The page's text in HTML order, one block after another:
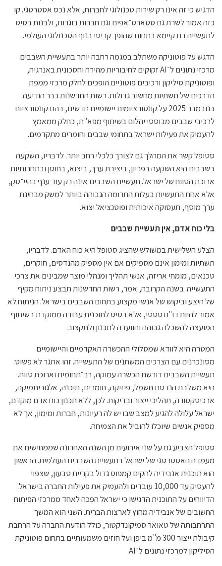
הדגיש כי זה אינו רק שירות טכנולוגי לחברות, אלא נכס אסטרטגי. קו
כזה אמור לשרת גם סטארט־אפים וגם חברות בוגרות, ולבנות בסיס
לתעשייה בת קיימא בתחום שהופך קריטי בנוף הטכנולוגי העולמי.
הדגש על פוטוניקה משתלב במגמה רחבה יותר בתעשיית השבבים.
מרכזי נתונים ל־AI זקוקים לחיבוריות מהירה וחסכונית באנרגיה,
ופוטוניקת סיליקון ורכיבים פוטוניים הופכים לחלק מרכזי ממפת
הדרכים של תשתיות מחשוב גדולות. רשות החדשנות כבר הודיעה
בנובמבר 2025 על קונסורציומים יישומיים חדשים, בהם קונסורציום
לרכיבי שבבים מבוססי יהלום בשיתוף מפא"ת, כחלק ממאמץ
להעמיק את פעילות ישראל בתחומי שבבים וחומרים מתקדמים.
סטופל קשר את המהלך גם לצורך כלכלי רחב יותר. לדבריו, השקעה
בשבבים היא השקעה בפריון, ביצירת ערך, ביצוא, בחוסן ובתחרותיות
ארוכת הטווח של ישראל. תעשיית השבבים אינה רק עוד ענף בהיי־טק,
אלא אחת התעשיות בעלות התרומה הגבוהה ביותר למשק מבחינת
ערך מוסף, תעסוקה איכותית ופוטנציאל יצוא.
בלי כוח אדם, אין תעשיית שבבים
הצלע השלישית במשולש שהציג סטופל היא כוח האדם. לדבריו,
תשתיות ומימון אינם מספיקים אם אין מספיק מהנדסים, חוקרים,
טכנאים, מומחי אריזה, אנשי תהליך ומנהלי מוצר שמבינים את צרכי
התעשייה. בשנה הקרובה, אמר, רשות החדשנות תבצע ניתוח מקיף
של היצע וביקוש של אנשי מקצוע בתחום השבבים בישראל. הניתוח לא
אמור להיות דו"ח סטטי, אלא בסיס לתוכנית עבודה ממוקדת בשיתוף
המועצה להשכלה גבוהה והוועדה לתכנון ולתקצוב.
המטרה היא לוודא שמסלולי ההכשרה האקדמיים והיישומיים
מסונכרנים עם הצרכים המשתנים של התעשייה. זהו אתגר לא פשוט:
תעשיית השבבים דורשת הכשרה עמוקה, רב־תחומית וארוכת טווח.
היא משלבת הנדסת חשמל, פיזיקה, חומרים, תוכנה, אלגוריתמיקה,
ארכיטקטורה, תהליכי ייצור ובדיקות. לכן, ללא תכנון כוח אדם מוקדם,
ישראל עלולה להגיע למצב שבו יש לה רעיונות, חברות ומימון, אך לא
מספיק אנשים שיוכלו להוביל את הצמיחה.
סטופל הצביע גם על שני אירועים מן השנה האחרונה שממחישים את
מעמדה האסטרטגי של ישראל בתעשיית השבבים העולמית. הראשון
הוא תוכנית אנבידיה להקים קמפוס גדול בקריית טבעון, שצפוי
להעסיק עד 10,000 עובדים ולהעמיק את פעילות החברה בישראל.
הדיווחים על התוכנית הדגישו כי ישראל הפכה לאחד ממרכזי הפיתוח
החשובים של אנבידיה מחוץ לארצות הברית. השני הוא המשך
התרחבותה של טאואר סמיקונדקטור, כולל הודעת החברה על הרחבת
קיבולת ייצור 300 מ"מ ביפן ועל חוזים משמעותיים בתחום פוטוניקת
הסיליקון למרכזי נתונים ל־AI.